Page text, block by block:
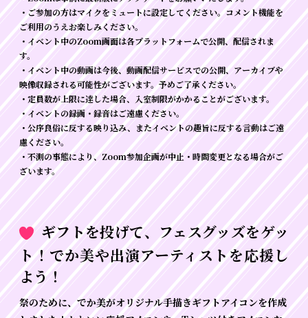
・ご参加の方はマイクをミュートに設定してください。コメント機能を
ご利用のうえお楽しみください。
・イベント中のZoom画面は各プラットフォームで公開、配信されま
す。
・イベント中の動画は今後、動画配信サービスでの公開、アーカイブや
映像収録される可能性がございます。予めご了承ください。
・定員数が上限に達した場合、入室制限がかかることがございます。
・イベントの録画・録音はご遠慮ください。
・公序良俗に反する映り込み、またイベントの趣旨に反する言動はご遠
慮ください。
・不測の事態により、Zoom参加企画が中止・時間変更となる場合がご
ざいます。
ギフトを投げて、フェスグッズをゲッ
ト！でか美や出演アーティストを応援し
よう！
祭のために、でか美がオリジナル手描きギフトアイコンを作成